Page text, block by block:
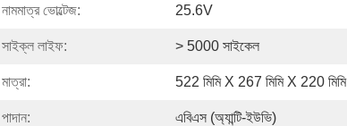
নামমাত্র ভোল্টেজ: 25.6V
সাইক্ল লাইফ: > 5000 সাইকেল
মাত্রা: 522 মিমি X 267 মিমি X 220 মিমি
পাদান: এবিএস (অ্যান্টি-ইউভি)